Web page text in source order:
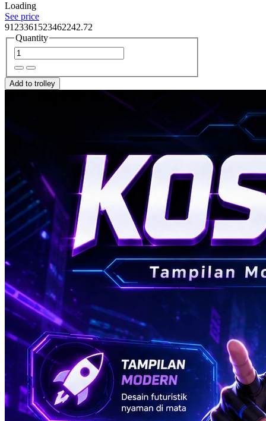
Loading
See price
9123361523462242.72
Quantity
Add to trolley